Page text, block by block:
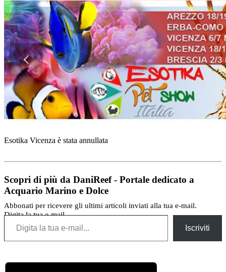
Esotika Vicenza è stata annullata
Scopri di più da DaniReef - Portale dedicato a
Acquario Marino e Dolce
Abbonati per ricevere gli ultimi articoli inviati alla tua e-mail.
Digita la tua e-mail...
Iscriviti